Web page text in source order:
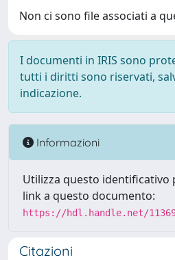
Non ci sono file associati a
I documenti in IRIS sono
tutti i diritti sono riservati,
indicazione.
Informazioni
Utilizza questo identificativo
link a questo documento:
https://hdl.handle.net/
Citazioni